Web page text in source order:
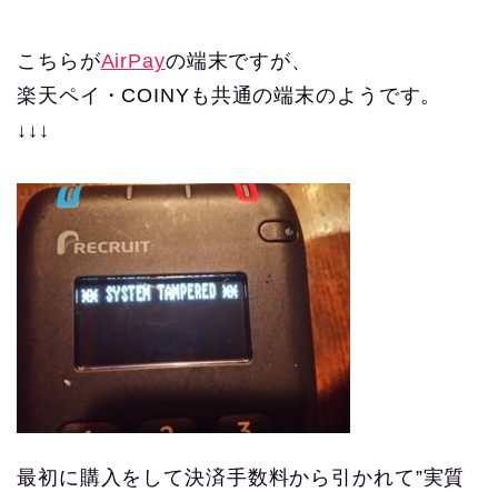
こちらがAirPayの端末ですが、
楽天ペイ・COINYも共通の端末のようです。
↓↓↓
最初に購入をして決済手数料から引かれて”実質